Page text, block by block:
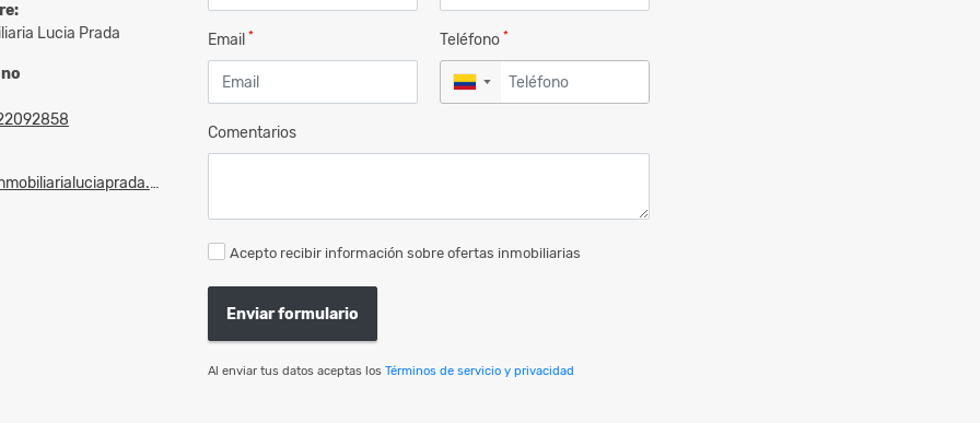
Lucia Prada
Email * Teléfono *
▼
Comentarios
Acepto recibir información sobre ofertas inmobiliarias
Enviar formulario
Al enviar tus datos aceptas los Términos de servicio y privacidad